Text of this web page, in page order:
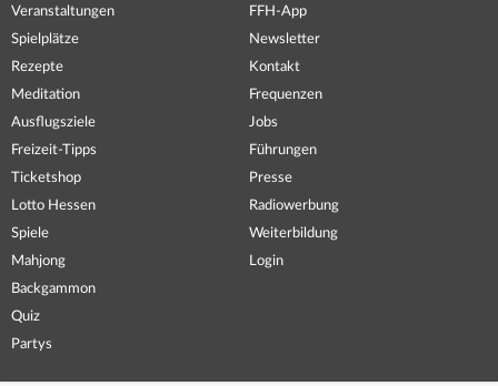
Veranstaltungen
Spielplätze
Rezepte
Meditation
Ausflugsziele
Freizeit-Tipps
Ticketshop
Lotto Hessen
Spiele
Mahjong
Backgammon
Quiz
Partys
FFH-App
Newsletter
Kontakt
Frequenzen
Jobs
Führungen
Presse
Radiowerbung
Weiterbildung
Login